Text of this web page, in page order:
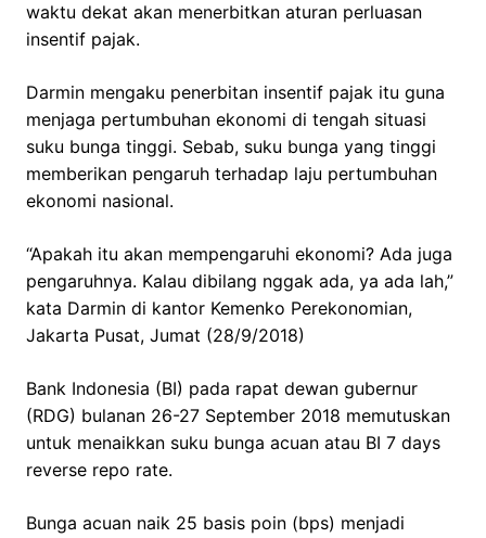
waktu dekat akan menerbitkan aturan perluasan
insentif pajak.
Darmin mengaku penerbitan insentif pajak itu guna
menjaga pertumbuhan ekonomi di tengah situasi
suku bunga tinggi. Sebab, suku bunga yang tinggi
memberikan pengaruh terhadap laju pertumbuhan
ekonomi nasional.
“Apakah itu akan mempengaruhi ekonomi? Ada juga
pengaruhnya. Kalau dibilang nggak ada, ya ada lah,”
kata Darmin di kantor Kemenko Perekonomian,
Jakarta Pusat, Jumat (28/9/2018)
Bank Indonesia (BI) pada rapat dewan gubernur
(RDG) bulanan 26-27 September 2018 memutuskan
untuk menaikkan suku bunga acuan atau BI 7 days
reverse repo rate.
Bunga acuan naik 25 basis poin (bps) menjadi